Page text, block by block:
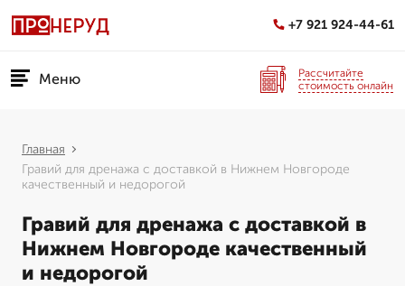
+7 921 924-44-61
Меню
Рассчитайте
стоимость онлайн
Главная
Гравий для дренажа с доставкой в Нижнем Новгороде
качественный и недорогой
Гравий для дренажа с доставкой в
Нижнем Новгороде качественный
и недорогой